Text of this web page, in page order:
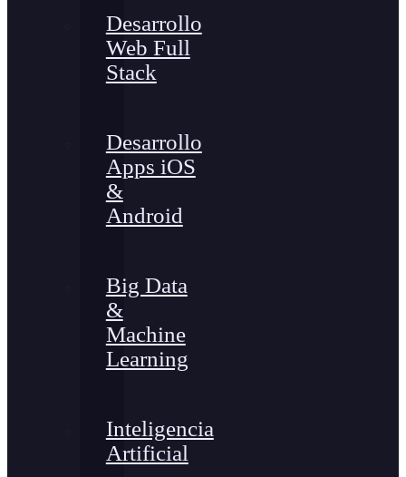
Desarrollo
Web Full
Stack
Desarrollo
Apps iOS
&
Android
Big Data
&
Machine
Learning
Inteligencia
Artificial